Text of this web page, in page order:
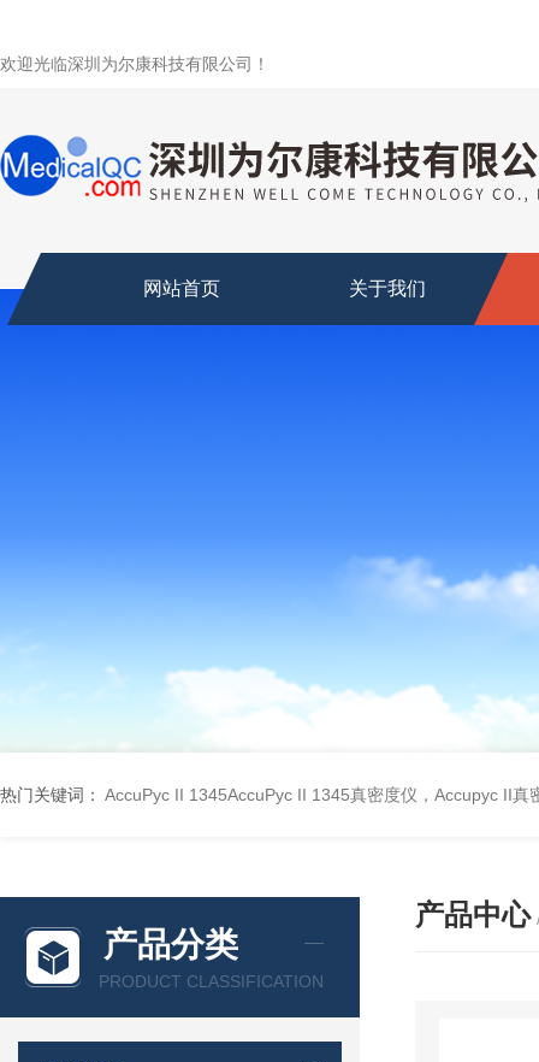
欢迎光临深圳为尔康科技有限公司！
网站首页 关于我们
热门关键词： AccuPyc II 1345AccuPyc II 1345真密度仪，Accupyc II真
产品分类
PRODUCT CLASSIFICATION
产品中心